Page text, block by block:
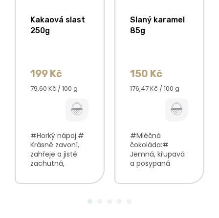
Kakaová slast
250g
199 Kč
Měrná
79,60 Kč / 100 g
#Horký nápoj:#
Krásně zavoní,
zahřeje a jistě
zachutná,
umí jen kakao.
Slaný karamel
85g
150 Kč
Měrná
176,47 Kč / 100 g
#Mléčná
čokoláda:#
Jemná, křupavá
a posypaná
karamelu. jemná